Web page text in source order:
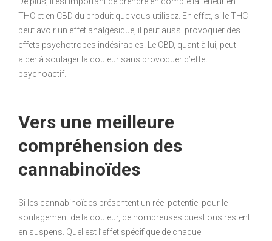
THC et en CBD du produit que vous utilisez. En effet, si le THC
peut avoir un effet analgésique, il peut aussi provoquer des
effets psychotropes indésirables. Le CBD, quant à lui, peut
aider à soulager la douleur sans provoquer d’effet
psychoactif.
Vers une meilleure
compréhension des
cannabinoïdes
Si les cannabinoïdes présentent un réel potentiel pour le
soulagement de la douleur, de nombreuses questions restent
en suspens. Quel est l’effet spécifique de chaque